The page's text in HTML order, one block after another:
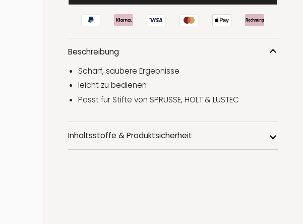
Beschreibung
Scharf, saubere Ergebnisse
leicht zu bedienen
Passt für Stifte von SPRUSSE, HOLT & LUSTEC
Inhaltsstoffe & Produktsicherheit